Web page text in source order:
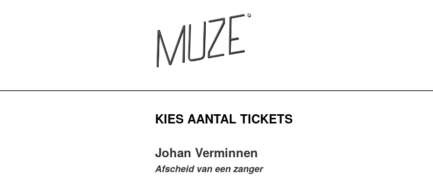
KIES AANTAL TICKETS
Johan Verminnen
Afscheid van een zanger